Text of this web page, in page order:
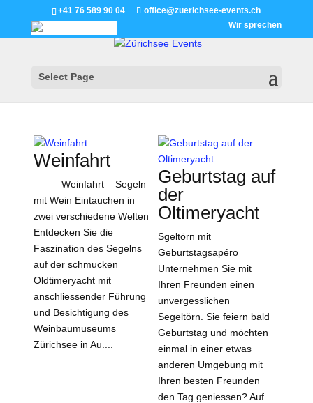
+41 76 589 90 04
office@zuerichsee-events.ch
Wir sprechen
Select Page
Weinfahrt
Weinfahrt – Segeln
mit Wein Eintauchen in
zwei verschiedene Welten
Entdecken Sie die
Faszination des Segelns
auf der schmucken
Oldtimeryacht mit
anschliessender Führung
und Besichtigung des
Weinbaumuseums
Zürichsee in Au....
Geburtstag auf
der
Oltimeryacht
Sgeltörn mit
Geburtstagsapéro
Unternehmen Sie mit
Ihren Freunden einen
unvergesslichen
Segeltörn. Sie feiern bald
Geburtstag und möchten
einmal in einer etwas
anderen Umgebung mit
Ihren besten Freunden
den Tag geniessen? Auf